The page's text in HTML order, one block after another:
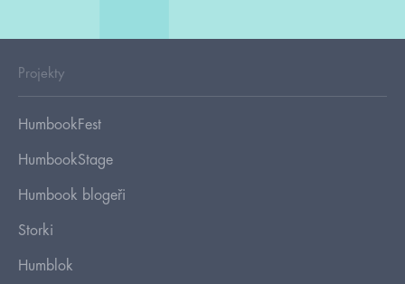
Projekty
HumbookFest
HumbookStage
Humbook blogeři
Storki
Humblok